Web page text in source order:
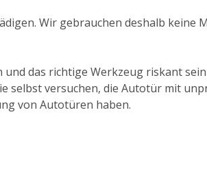
Wir gebrauchen deshalb keine
das richtige Werkzeug riskant
selbst versuchen, die Autotür mit
von Autotüren haben.